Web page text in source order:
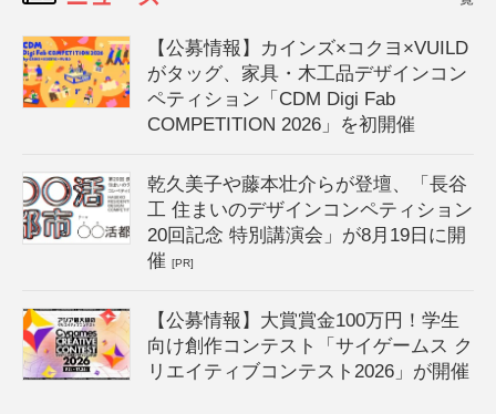
【公募情報】カインズ×コクヨ×VUILD
がタッグ、家具・木工品デザインコン
ペティション「CDM Digi Fab
COMPETITION 2026」を初開催
乾久美子や藤本壮介らが登壇、「長谷
工 住まいのデザインコンペティション
20回記念 特別講演会」が8月19日に開
催[PR]
【公募情報】大賞賞金100万円！学生
向け創作コンテスト「サイゲームス ク
リエイティブコンテスト2026」が開催